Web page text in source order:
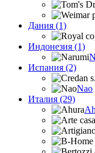
Дания (1)
Индонезия (1)
Испания (2)
Nao
Италия (29)